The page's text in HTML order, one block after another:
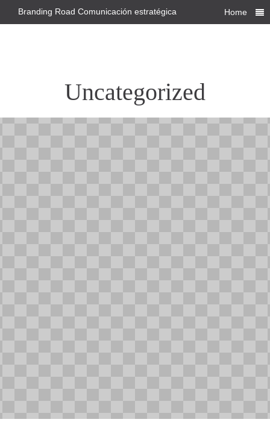
Branding Road Comunicación estratégica Home
Uncategorized